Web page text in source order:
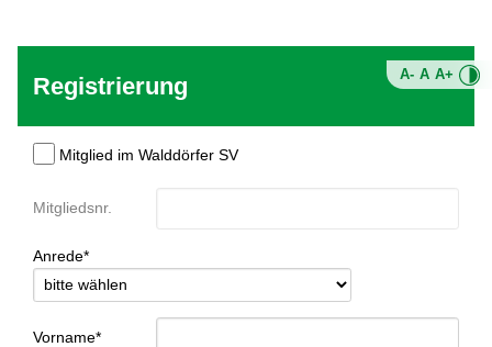
A- A A+
Registrierung
Mitglied im Walddörfer SV
Mitgliedsnr.
Anrede*
Vorname*